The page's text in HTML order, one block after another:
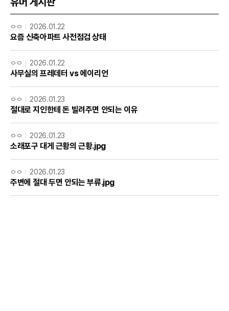
ㅇㅇ 2026.01.22
요즘 신축아파트 사전점검 상태
ㅇㅇ 2026.01.22
사무실의 프레데터 vs 에이리언
ㅇㅇ 2026.01.23
절대로 지인한테 돈 빌려주면 안되는 이유
ㅇㅇ 2026.01.23
소래포구 대게 근황의 근황.jpg
ㅇㅇ 2026.01.23
주변에 절대 두면 안되는 부류.jpg